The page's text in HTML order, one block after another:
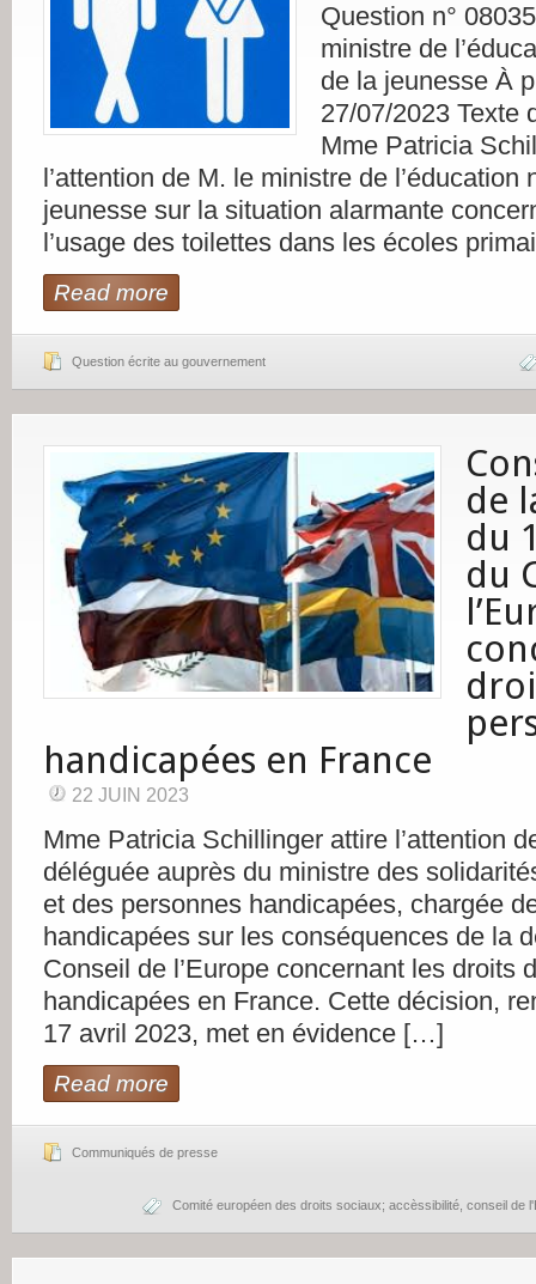
Question n°
ministre de
de la jeunesse À
27/07/2023 Texte
Mme Patricia
l’attention de M. le ministre de l’éducation
jeunesse sur la situation alarmante
l’usage des toilettes dans les écoles
Read more
Question écrite au gouvernement
de
du
du
handicapées en France
22 JUIN 2023
Mme Patricia Schillinger attire l’attention
déléguée auprès du ministre des
et des personnes handicapées, chargée
handicapées sur les conséquences de la
Conseil de l’Europe concernant les droits
handicapées en France. Cette décision,
17 avril 2023, met en évidence […]
Read more
Communiqués de presse
Comité européen des droits sociaux; accèssibilité conseil de